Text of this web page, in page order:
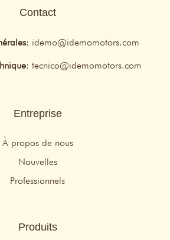
Contact
: idemo@idemomotors.com
: tecnico@idemomotors.com
Entreprise
À propos de nous
Nouvelles
Professionnels
Produits